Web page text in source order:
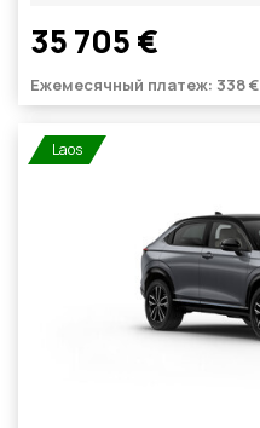
35 705 €
Ежемесячный платеж: 338 €
Laos